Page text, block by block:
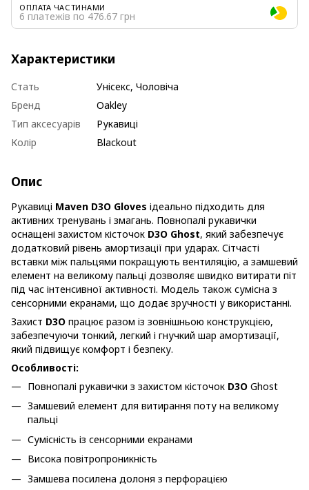
ОПЛАТА ЧАСТИНАМИ
6 платежів по 476.67 грн
Характеристики
Стать
Унісекс, Чоловіча
Бренд
Oakley
Тип аксесуарів
Рукавиці
Колір
Blackout
Опис
Рукавиці Maven D3O Gloves ідеально підходить для
активних тренувань і змагань. Повнопалі рукавички
оснащені захистом кісточок D3O Ghost, який забезпечує
додатковий рівень амортизації при ударах. Сітчасті
вставки між пальцями покращують вентиляцію, а замшевий
елемент на великому пальці дозволяє швидко витирати піт
під час інтенсивної активності. Модель також сумісна з
сенсорними екранами, що додає зручності у використанні.
Захист D3O працює разом із зовнішньою конструкцією,
забезпечуючи тонкий, легкий і гнучкий шар амортизації,
який підвищує комфорт і безпеку.
Особливості:
Повнопалі рукавички з захистом кісточок D3O Ghost
Замшевий елемент для витирання поту на великому
пальці
Сумісність із сенсорними екранами
Висока повітропроникність
Замшева посилена долоня з перфорацією